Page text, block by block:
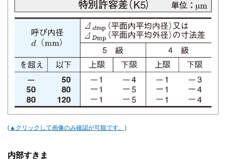
(▲クリックして画像のみ確認が可能です。)
内部すきま